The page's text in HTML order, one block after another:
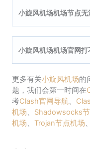
小旋风机场机场节点无
小旋风机场机场官网打
更多有关小旋风机场的
题，我们会第一时间在
考Clash官网导航
机场
Shadowsocks
机场
Trojan节点机场